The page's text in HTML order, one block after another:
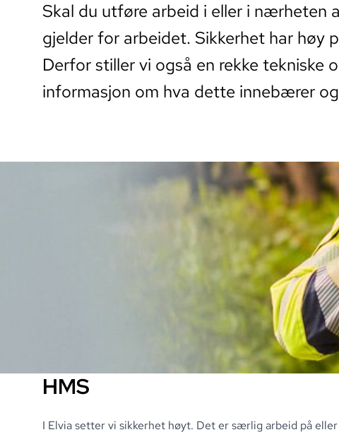
Skal du utføre arbeid i eller i nærheten
gjelder for arbeidet. Sikkerhet har høy
Derfor stiller vi også en rekke tekniske
informasjon om hva dette innebærer
HMS
I Elvia setter vi sikkerhet høyt. Det er særlig arbeid på